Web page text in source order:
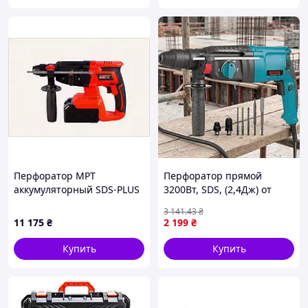
инструкция;
гарантийный талон.
Технические характеристики:
Источник питания: Сеть
Максимальная мощность, Вт: 820
Скорость вращения, об/мин: 0-1300
Количество ударов, уд/мин: 0-4800
Энергия удара, Дж: 3,0
Максимальный диаметр сверления, мм:
бетон 26, дерево 40, сталь 13
Гарантия 24 месяцев.
Перфоратор MPT
аккумуляторный SDS-PLUS
об/мин 4500 уд/мин 1.5 Дж
3 режим 69KA88068
11 175 ₴
Купить
Перфоратор прямой
3200Вт, SDS, (2,4Дж) от
Синий / Электрический
перфоратор / Ударный
перфоратор
2 199 ₴
3 141.43₴
Купить